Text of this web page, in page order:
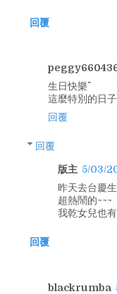
回覆
生日快樂^^
這麼特別的日
回覆
回覆
版主 5/03/
昨天去台慶生
超熱鬧的~~~
我乾女兒也
回覆
blackrumba